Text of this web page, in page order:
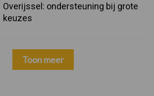
Overijssel: ondersteuning bij grote
keuzes
Toon meer